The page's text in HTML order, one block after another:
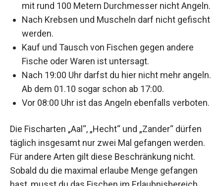
mit rund 100 Metern Durchmesser nicht Angeln.
Nach Krebsen und Muscheln darf nicht gefischt
werden.
Kauf und Tausch von Fischen gegen andere
Fische oder Waren ist untersagt.
Nach 19:00 Uhr darfst du hier nicht mehr angeln.
Ab dem 01.10 sogar schon ab 17:00.
Vor 08:00 Uhr ist das Angeln ebenfalls verboten.
Die Fischarten „Aal“, „Hecht“ und „Zander“ dürfen
täglich insgesamt nur zwei Mal gefangen werden.
Für andere Arten gilt diese Beschränkung nicht.
Sobald du die maximal erlaube Menge gefangen